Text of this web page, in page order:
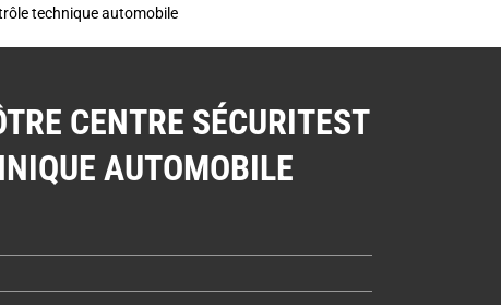
technique automobile
CENTRE SÉCURITEST
AUTOMOBILE